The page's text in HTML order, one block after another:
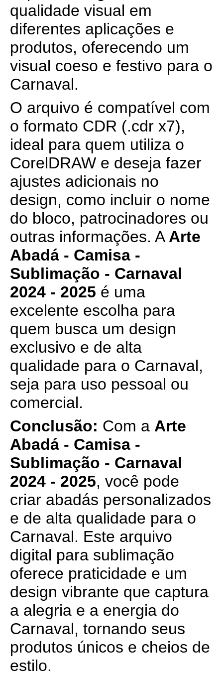
qualidade visual em
diferentes aplicações e
produtos, oferecendo um
visual coeso e festivo para o
Carnaval.
O arquivo é compatível com
o formato CDR (.cdr x7),
ideal para quem utiliza o
CorelDRAW e deseja fazer
ajustes adicionais no
design, como incluir o nome
do bloco, patrocinadores ou
outras informações. A Arte
Abadá - Camisa -
Sublimação - Carnaval
2024 - 2025 é uma
excelente escolha para
quem busca um design
exclusivo e de alta
qualidade para o Carnaval,
seja para uso pessoal ou
comercial.
Conclusão: Com a Arte
Abadá - Camisa -
Sublimação - Carnaval
2024 - 2025, você pode
criar abadás personalizados
e de alta qualidade para o
Carnaval. Este arquivo
digital para sublimação
oferece praticidade e um
design vibrante que captura
a alegria e a energia do
Carnaval, tornando seus
produtos únicos e cheios de
estilo.